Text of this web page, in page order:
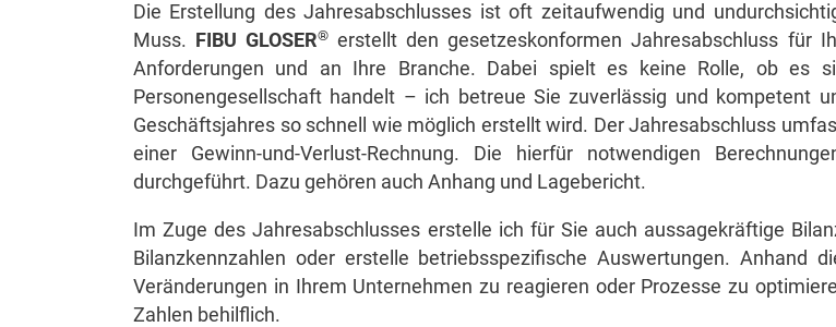
Die Erstellung des Jahresabschlusses ist oft zeitaufwendig und
Muss. FIBU GLOSER® erstellt den gesetzeskonformen Jahresabschluss für
Anforderungen und an Ihre Branche. Dabei spielt es keine Rolle, ob es
Personengesellschaft handelt – ich betreue Sie zuverlässig und kompetent
Geschäftsjahres so schnell wie möglich erstellt wird. Der Jahresabschluss
einer Gewinn-und-Verlust-Rechnung. Die hierfür notwendigen
durchgeführt. Dazu gehören auch Anhang und Lagebericht.
Im Zuge des Jahresabschlusses erstelle ich für Sie auch aussagekräftige
Bilanzkennzahlen oder erstelle betriebsspezifische Auswertungen. Anhand
Veränderungen in Ihrem Unternehmen zu reagieren oder Prozesse zu
Zahlen behilflich.